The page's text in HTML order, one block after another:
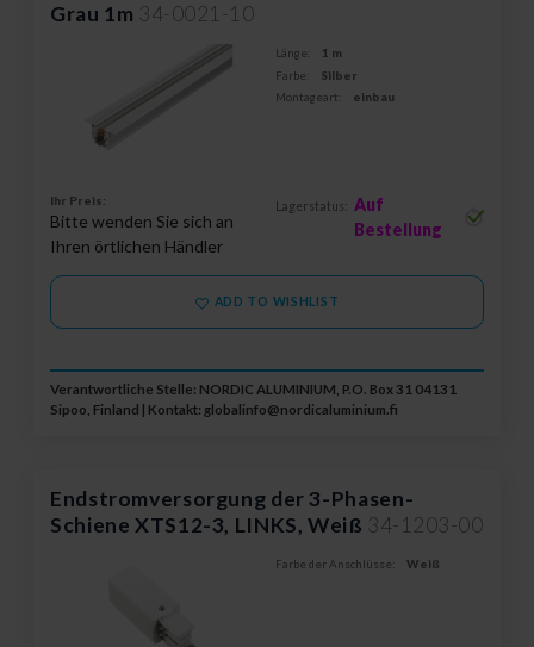
Grau 1m 34-0021-10
Länge:
1 m
Farbe:
Silber
Montageart:
einbau
Ihr Preis:
Bitte wenden Sie sich an
Ihren örtlichen Händler
Lagerstatus: Auf
Bestellung
ADD TO WISHLIST
Verantwortliche Stelle: NORDIC ALUMINIUM, P.O. Box 31 04131
Sipoo, Finland | Kontakt: globalinfo@nordicaluminium.fi
Endstromversorgung der 3-Phasen-
Schiene XTS12-3, LINKS, Weiß 34-1203-00
Farbe der Anschlüsse: Weiß